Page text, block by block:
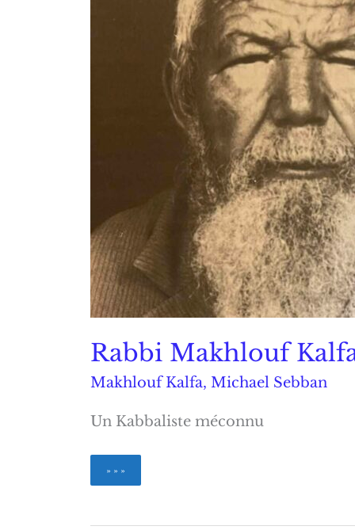
Rabbi Makhlouf
Makhlouf Kalfa, Michael Sebban
Un Kabbaliste méconnu
Rabbi
Makhlouf
» » »